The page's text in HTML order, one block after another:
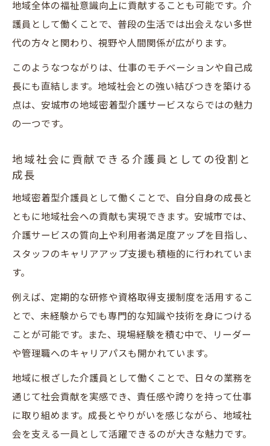
地域全体の福祉意識向上に貢献することも可能です。介
護員として働くことで、普段の生活では出会えない多世
代の方々と関わり、視野や人間関係が広がります。
このようなつながりは、仕事のモチベーションや自己成
長にも直結します。地域社会との強い結びつきを築ける
点は、安城市の地域密着型介護サービスならではの魅力
の一つです。
地域社会に貢献できる介護員としての役割と
成長
地域密着型介護員として働くことで、自分自身の成長と
ともに地域社会への貢献も実現できます。安城市では、
介護サービスの質向上や利用者満足度アップを目指し、
スタッフのキャリアアップ支援も積極的に行われていま
す。
例えば、定期的な研修や資格取得支援制度を活用するこ
とで、未経験からでも専門的な知識や技術を身につける
ことが可能です。また、現場経験を積む中で、リーダー
や管理職へのキャリアパスも開かれています。
地域に根ざした介護員として働くことで、日々の業務を
通じて社会貢献を実感でき、責任感や誇りを持って仕事
に取り組めます。成長とやりがいを感じながら、地域社
会を支える一員として活躍できるのが大きな魅力です。